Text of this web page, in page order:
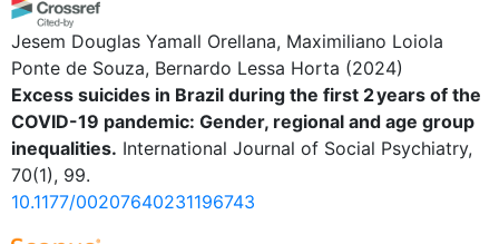
Jesem Douglas Yamall Orellana, Maximiliano Loiola
Ponte de Souza, Bernardo Lessa Horta (2024)
Excess suicides in Brazil during the first 2 years of the
COVID-19 pandemic: Gender, regional and age group
inequalities. International Journal of Social Psychiatry,
70(1), 99.
10.1177/00207640231196743